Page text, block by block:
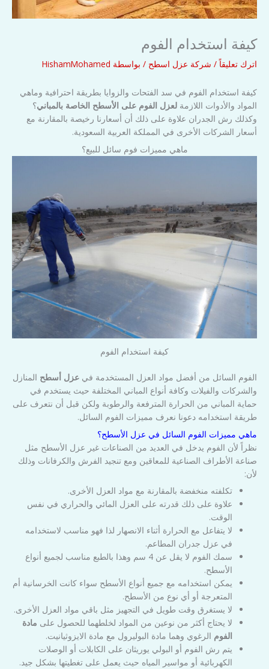
كيفة استخدام الفوم
اترك تعليقاً / شركة عزل اسطح / بواسطة HishamMohamed
كيفة استخدام الفوم في سد الفتحات والزوايا بطريقة احترافية وماهي
المواد والأدوات اللازمة لعزل الفوم على الأسطح الخاصة بالمباني؟
وكذلك رش الجدران علاوة على ذلك أن أسعارنا رخيصة بالمقارنة مع
أسعار الشركات الأخرى في المملكة العربية السعودية.
ماهي مميزات فوم سائل للبيع؟
كيفة استخدام الفوم
الفوم السائل من أفضل مواد العزل المستخدمة في عزل أسطح المنازل
والشركات والفيلات وكافة أنواع المباني المختلفة حيث يستخدم في
حماية المباني من الحرارة المترفعة والرطوبة ولكن قبل أن نتعرف على
طريقة استخدامه دعونا نعرف مميزات الفوم السائل.
ماهي مميزات الفوم السائل في عزل الأسطح؟
نظراً لأن الفوم يدخل في العديد من الصناعات غير عزل الأسطح مثل
صناعة الأطراف الصناعية للمعاقين ومع تنجيد الفرش والكرفانات وذلك
لأن:
تكلفته منخفضة بالمقارنة مع مواد العزل الأخرى.
علاوة على ذلك قدرته على العزل المائي والحراري في نفس
الوقت.
لا يتفاعل مع الحرارة أثناء الانصهار لذا فهو مناسب لاستخدامه
في عزل جدران المطاعم.
سمك الفوم لا يقل عن 4 سم وهذا بالطبع مناسب لجميع أنواع
الأسطح.
يمكن استخدامه مع جميع أنواع الأسطح سواء كانت الخرسانية أم
المتعرجة أو أي نوع من الأسطح.
لا يستغرق وقت طويل في التجهيز مثل باقي مواد العزل الأخرى.
لا يحتاج أكثر من نوعين من المواد لخلطهما للحصول على مادة
الفوم الرغوي وهما مادة البوليرول مع مادة الايزوثيانيت.
يتم رش الفوم أو البولي يوريثان على الكابلات أو الوصلات
الكهربائية أو مواسير المياه حيث يعمل على تغطيتها بشكل جيد.